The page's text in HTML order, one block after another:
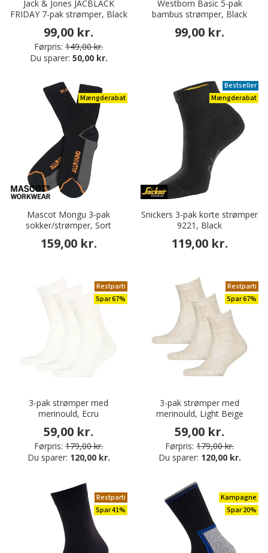
Jack & Jones JACBLACK
FRIDAY 7-pak strømper, Black
99,00 kr.
Førpris: 149,00 kr.
Du sparer: 50,00 kr.
Westborn Basic 5-pak
bambus strømper, Black
99,00 kr.
Mængderabat
Mascot Mongu 3-pak
sokker/strømper, Sort
159,00 kr.
Bestseller
Mængderabat
Snickers 3-pak korte strømper
9221, Black
119,00 kr.
Restparti
Spar 67%
3-pak strømper med
merinould, Ecru
59,00 kr.
Førpris: 179,00 kr.
Du sparer: 120,00 kr.
Restparti
Spar 67%
3-pak strømper med
merinould, Light Beige
59,00 kr.
Førpris: 179,00 kr.
Du sparer: 120,00 kr.
Restparti
Spar 41%
Kampagne
Spar 20%